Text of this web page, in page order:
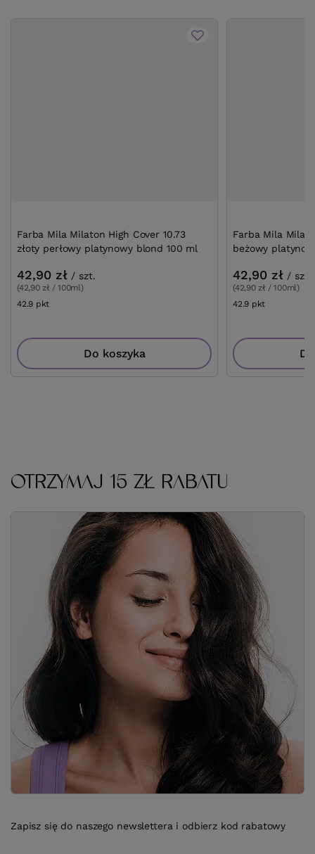
Farba Mila Milaton High Cover 10.73
złoty perłowy platynowy blond 100 ml
42,90 zł / szt.
(42,90 zł / 100ml)
42.9 pkt
Do koszyka
Farba Mila
beżowy
42,90 zł / szt.
(42,90 zł / 100ml)
42.9 pkt
OTRZYMAJ 15 ZŁ RABATU
Zapisz się do naszego newslettera i odbierz kod rabatowy